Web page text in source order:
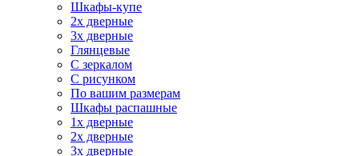
Шкафы-купе
2х дверные
3х дверные
Глянцевые
С зеркалом
С рисунком
По вашим размерам
Шкафы распашные
1х дверные
2х дверные
3х дверные